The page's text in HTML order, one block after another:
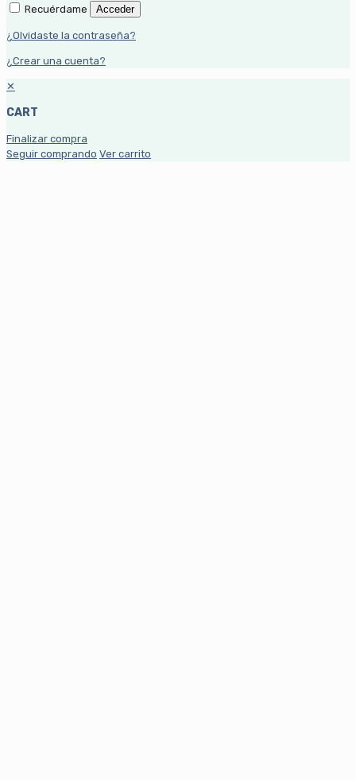
Recuérdame Acceder
¿Olvidaste la contraseña?
¿Crear una cuenta?
✕
CART
Finalizar compra
Seguir comprando Ver carrito